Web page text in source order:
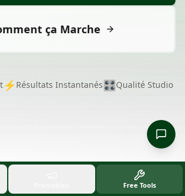
ça Marche
⚡ Résultats Instantanés🎛️Qualité Studio
Free Tools